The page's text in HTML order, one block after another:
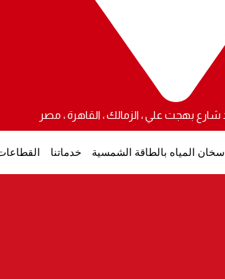
سخان المياه بالطاقة الشمسية خدماتنا